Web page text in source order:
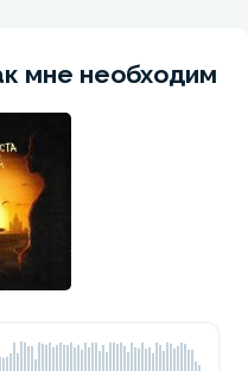
мне необходим